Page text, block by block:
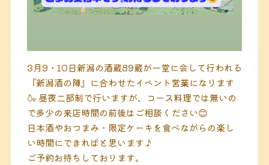
3月9・10日新潟の酒蔵89蔵が一堂に会して行われる
『新潟酒の陣』に合わせたイベント営業になります
🍶昼夜二部制で行いますが、コース料理では無いの
で多少の来店時間の前後はご相談ください😊
日本酒やおつまみ・限定ケーキを食べながらの楽し
い時間にできればと思います♪
ご予約お待ちしております。